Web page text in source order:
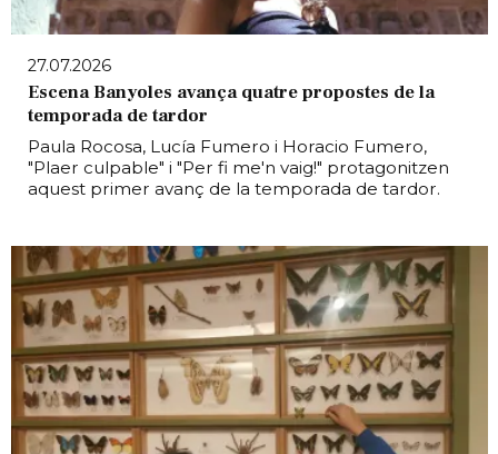
27.07.2026
Escena Banyoles avança quatre propostes de la
temporada de tardor
Paula Rocosa, Lucía Fumero i Horacio Fumero,
"Plaer culpable" i "Per fi me'n vaig!" protagonitzen
aquest primer avanç de la temporada de tardor.